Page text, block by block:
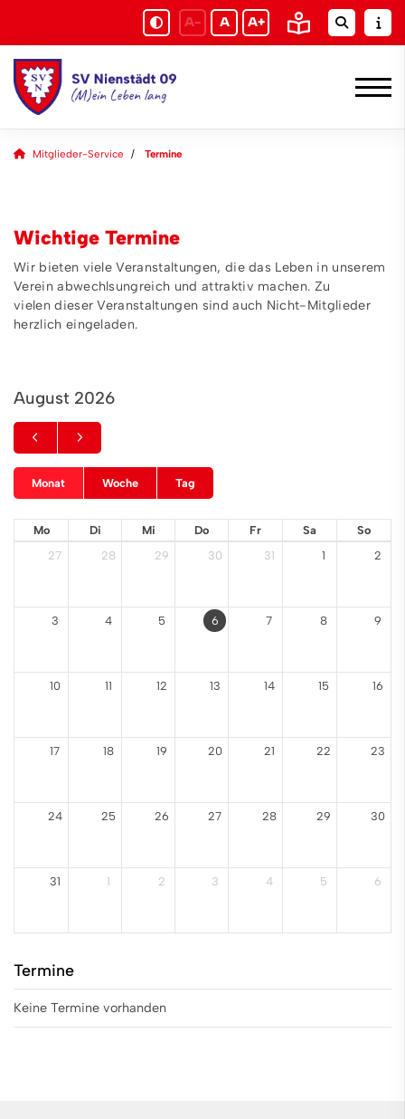
A- A A+
Mitglieder-Service Termine
Wichtige Termine
Wir bieten viele Veranstaltungen, die das Leben in unserem
Verein abwechlsungreich und attraktiv machen. Zu
vielen dieser Veranstaltungen sind auch Nicht-Mitglieder
herzlich eingeladen.
August 2026
Monat Woche Tag
Mo Di Mi Do Fr Sa
So
27
28 29 30 31 1 2
3 4 5 6 7 8 9
10 11 12 13 14 15 16
17 18 19 20 21 22 23
24 25 26 27 28 29 30
31 1 2 3 4 5 6
Termine
Keine Termine vorhanden